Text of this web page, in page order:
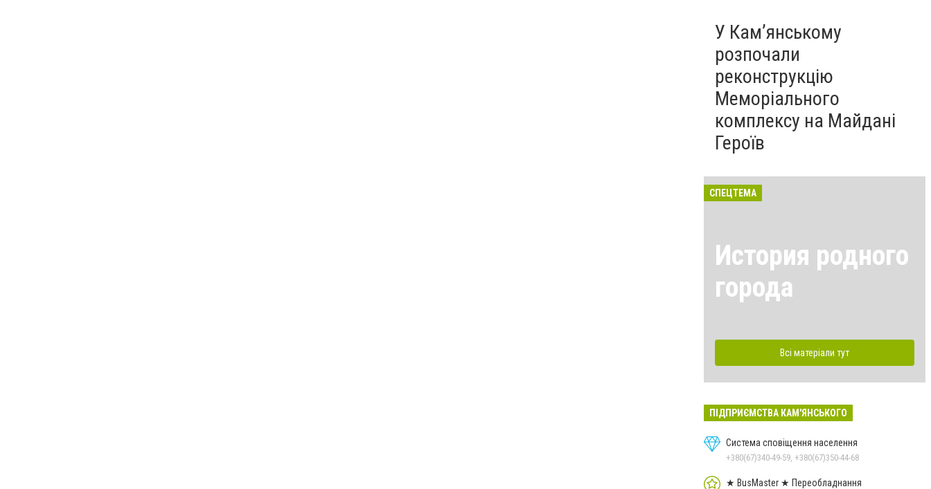
У Кам’янському
розпочали
реконструкцію
Меморіального
комплексу на Майдані
Героїв
СПЕЦТЕМА
История родного
города
Всі матеріали тут
ПІДПРИЄМСТВА КАМ'ЯНСЬКОГО
Система сповіщення населення
+380(67)340-49-59, +380(67)350-44-68
★ BusMaster ★ Переобладнання